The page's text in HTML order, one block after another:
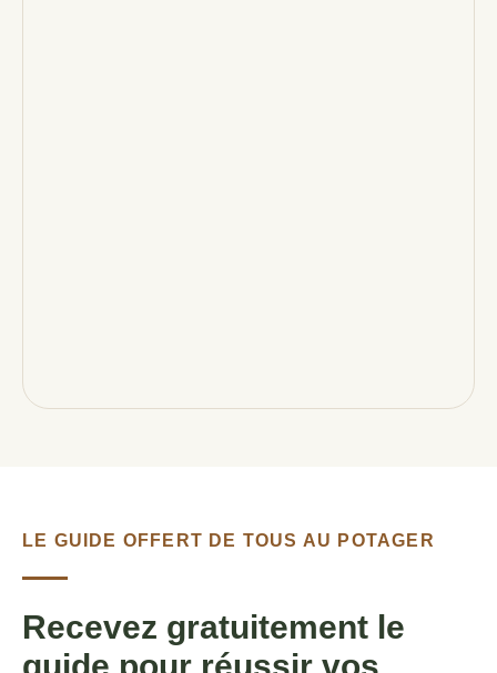
LE GUIDE OFFERT DE TOUS AU POTAGER
Recevez gratuitement le